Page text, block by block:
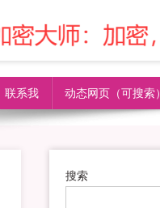
联系我 动态网页（可搜索）
搜索